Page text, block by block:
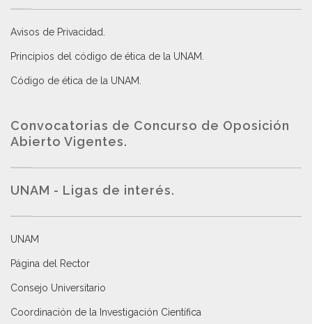
Avisos de Privacidad
Principios del código de ética de la UNAM
Código de ética de la UNAM
Convocatorias de Concurso de Oposición
Abierto Vigentes.
UNAM - Ligas de interés.
UNAM
Página del Rector
Consejo Universitario
Coordinación de la Investigación Científica